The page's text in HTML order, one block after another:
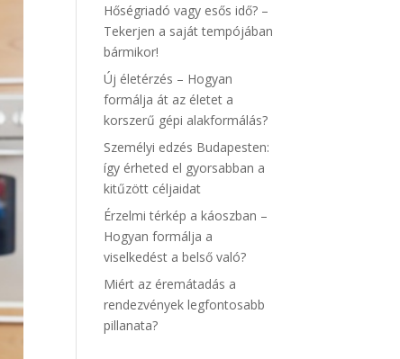
Hőségriadó vagy esős idő? –
Tekerjen a saját tempójában
bármikor!
Új életérzés – Hogyan
formálja át az életet a
korszerű gépi alakformálás?
Személyi edzés Budapesten:
így érheted el gyorsabban a
kitűzött céljaidat
Érzelmi térkép a káoszban –
Hogyan formálja a
viselkedést a belső való?
Miért az éremátadás a
rendezvények legfontosabb
pillanata?